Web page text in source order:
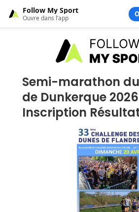
Semi-marathon
de Dunkerque
Inscription
Follow My Sport
Ouvre dans l’app